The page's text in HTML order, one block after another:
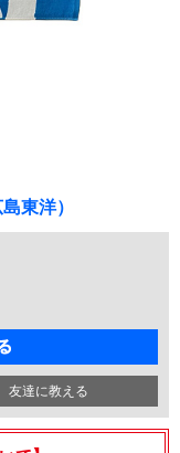
東洋）
友達に教える